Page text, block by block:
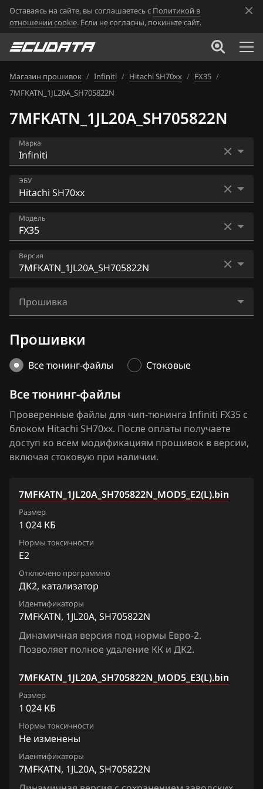
Оставаясь на сайте, вы соглашаетесь с Политикой в
отношении cookie. Если не согласны, покиньте сайт.
Магазин прошивок / Infiniti / Hitachi SH70xx / FX35 /
7MFKATN_1JL20A_SH705822N
7MFKATN_1JL20A_SH705822N
Марка
Acura
Alfa Romeo
ATLAS
BAIC
Bentley
BMW
Brilliance
Cadillac
Changan
Chenglong
Chevrolet
Chrysler
Citroen
Dacia
Daewoo
DAF
Derways
Dongfeng
Extreme moto
FAW
ЭБУ
Bosch MED17.7.2
Hitachi BED500-310
Hitachi SH70xx
Hitachi SH7254xx
Модель
EX25
EX37
FX35
FX45
FX50
G25
G35
G37
JX35
M35
M45
M56
Q50
Q80
QX50, EX35
QX56
QX60
QX70
QX80
Версия
0MFTQD6_11WW8A_SH705828N
3GIJENF_1CG060_SH705513N
3GIJENF_1CG070_SH705513N
3GIM9NH_1CG071_SH705513N
3GIM9NH_1CG076_SH705513N
3GIM9NH_1CG780_SH705513N
3GIPBNJ_1CG771_SH705513N
3GIPBNJ_1CG781_SH705513N
3TFJLN9_1CG210_SH705513N
5ZVP8N00_1CG700_SH705821N
5ZVP8N00_1CG710_SH705821N
5ZVP8N00_1CG715_SH705821N
5ZVS8N02_1CG711_SH705521N
5ZVS8N02_1CG716_SH705821N
5ZVSVNJ_1CL60A_SH705821N
5ZVUUN20_1CL100_SH705821N
5ZVUUN20_1CL105_SH705821N
Прошивка
7MFKATN_1JL20A_SH705822N_MOD5_E3(L).bin
7MFKATN_SH705822N_1JL20A_Stok.bin
Прошивки
Все тюнинг-файлы Стоковые
Все тюнинг-файлы
Проверенные файлы для чип-тюнинга Infiniti FX35 с
блоком Hitachi SH70xx. После оплаты получаете
доступ ко всем модификациям прошивок в версии,
включая стоковую при наличии.
7MFKATN_1JL20A_SH705822N_MOD5_E2(L).bin
Размер
1 024 КБ
Нормы токсичности
E2
Отключено программно
ДК2, катализатор
Идентификаторы
7MFKATN, 1JL20A, SH705822N
Динамичная версия под нормы Евро-2.
Позволяет полное удаление КК и ДК2.
7MFKATN_1JL20A_SH705822N_MOD5_E3(L).bin
Размер
1 024 КБ
Нормы токсичности
Не изменены
Идентификаторы
7MFKATN, 1JL20A, SH705822N